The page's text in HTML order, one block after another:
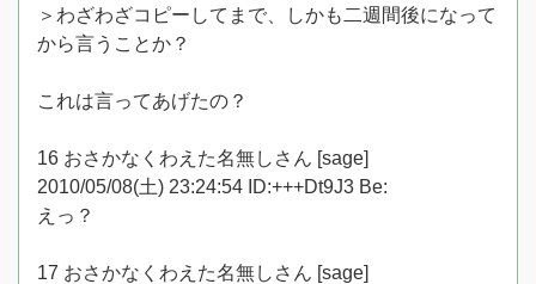
＞わざわざコピーしてまで、しかも二週間後になって
から言うことか？
これは言ってあげたの？
16 おさかなくわえた名無しさん [sage]
2010/05/08(土) 23:24:54 ID:+++Dt9J3 Be:
えっ？
17 おさかなくわえた名無しさん [sage]